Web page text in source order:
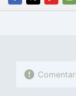
FACEBOOK
TWITTER
E-